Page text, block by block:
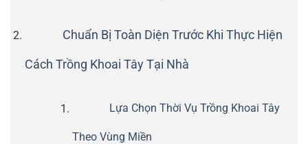
Chuẩn Bị Toàn Diện Trước Khi Thực Hiện
Cách Trồng Khoai Tây Tại Nhà
Lựa Chọn Thời Vụ Trồng Khoai Tây
Theo Vùng Miền